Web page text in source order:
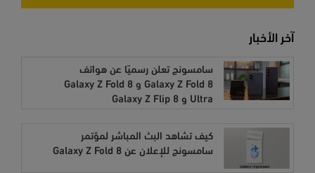
آخر الأخبار
سامسونج تعلن رسميًا عن هواتف
Galaxy Z Fold 8 و Galaxy Z Fold 8
Ultra و Galaxy Z Flip 8
كيف تشاهد البث المباشر لمؤتمر
سامسونج للإعلان عن Galaxy Z Fold 8